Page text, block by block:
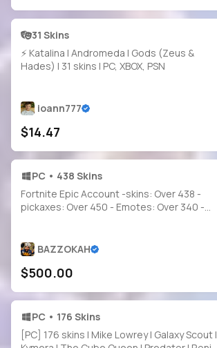
31 Skins
⚡ Katalina | Andromeda | Gods (Zeus &
Hades) | 31 skins | PC, XBOX, PSN
ioann777
$14.47
PC • 438 Skins
Fortnite Epic Account -skins: Over 438 -
pickaxes: Over 450 - Emotes: Over 340 -
BAZZOKAH
$500.00
PC • 176 Skins
[PC] 176 skins | Mike Lowrey | Galaxy Scout |